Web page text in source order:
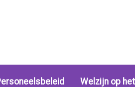
Welzijn op